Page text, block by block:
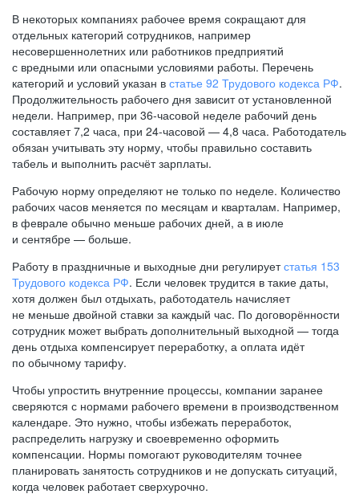
В некоторых компаниях рабочее время сокращают для
отдельных категорий сотрудников, например
несовершеннолетних или работников предприятий
с вредными или опасными условиями работы. Перечень
категорий и условий указан в статье 92 Трудового кодекса РФ.
Продолжительность рабочего дня зависит от установленной
недели. Например, при 36-часовой неделе рабочий день
составляет 7,2 часа, при 24-часовой — 4,8 часа. Работодатель
обязан учитывать эту норму, чтобы правильно составить
табель и выполнить расчёт зарплаты.
Рабочую норму определяют не только по неделе. Количество
рабочих часов меняется по месяцам и кварталам. Например,
в феврале обычно меньше рабочих дней, а в июле
и сентябре — больше.
Работу в праздничные и выходные дни регулируетстатья 153
Трудового кодекса РФ. Если человек трудится в такие даты,
хотя должен был отдыхать, работодатель начисляет
не меньше двойной ставки за каждый час. По договорённости
сотрудник может выбрать дополнительный выходной — тогда
день отдыха компенсирует переработку, а оплата идёт
по обычному тарифу.
Чтобы упростить внутренние процессы, компании заранее
сверяются с нормами рабочего времени в производственном
календаре. Это нужно, чтобы избежать переработок,
распределить нагрузку и своевременно оформить
компенсации. Нормы помогают руководителям точнее
планировать занятость сотрудников и не допускать ситуаций,
когда человек работает сверхурочно.